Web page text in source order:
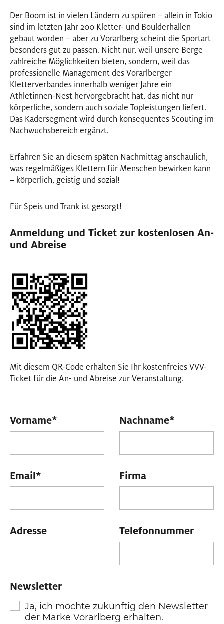
Der Boom ist in vielen Ländern zu spüren – allein in Tokio
sind im letzten Jahr 200 Kletter- und Boulderhallen
gebaut worden – aber zu Vorarlberg scheint die Sportart
besonders gut zu passen. Nicht nur, weil unsere Berge
zahlreiche Möglichkeiten bieten, sondern, weil das
professionelle Management des Vorarlberger
Kletterverbandes innerhalb weniger Jahre ein
Athletinnen-Nest hervorgebracht hat, das nicht nur
körperliche, sondern auch soziale Topleistungen liefert.
Das Kadersegment wird durch konsequentes Scouting im
Nachwuchsbereich ergänzt.
Erfahren Sie an diesem späten Nachmittag anschaulich,
was regelmäßiges Klettern für Menschen bewirken kann
– körperlich, geistig und sozial!
Für Speis und Trank ist gesorgt!
Anmeldung und Ticket zur kostenlosen An-
und Abreise
Mit diesem QR-Code erhalten Sie Ihr kostenfreies VVV-
Ticket für die An- und Abreise zur Veranstaltung.
Vorname* Nachname*
Email* Firma
Adresse Telefonnummer
Newsletter
Ja, ich möchte zukünftig den Newsletter
der Marke Vorarlberg erhalten.